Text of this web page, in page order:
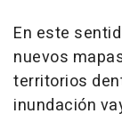
En este
nuevos
territorios
inundación